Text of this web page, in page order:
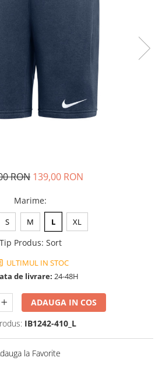
RON 139,00 RON
Marime:
S M L XL
Tip Produs: Sort
ULTIMUL IN STOC
de livrare: 24-48H
ADAUGA IN COS
IB1242-410_L
la Favorite